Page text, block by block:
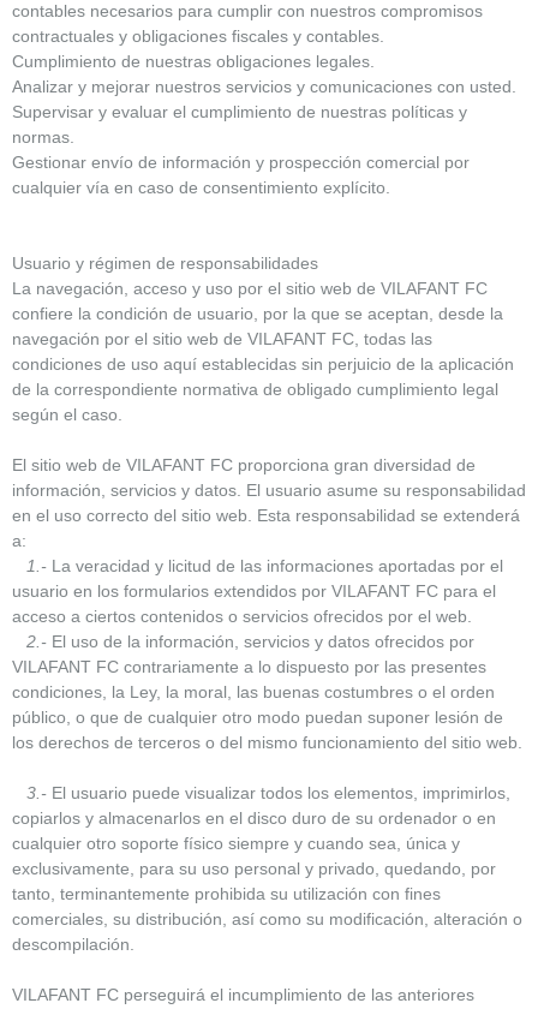
contables necesarios para cumplir con nuestros compromisos
contractuales y obligaciones fiscales y contables.
Cumplimiento de nuestras obligaciones legales.
Analizar y mejorar nuestros servicios y comunicaciones con usted.
Supervisar y evaluar el cumplimiento de nuestras políticas y
normas.
Gestionar envío de información y prospección comercial por
cualquier vía en caso de consentimiento explícito.
Usuario y régimen de responsabilidades
La navegación, acceso y uso por el sitio web de VILAFANT FC
confiere la condición de usuario, por la que se aceptan, desde la
navegación por el sitio web de VILAFANT FC, todas las
condiciones de uso aquí establecidas sin perjuicio de la aplicación
de la correspondiente normativa de obligado cumplimiento legal
según el caso.
El sitio web de VILAFANT FC proporciona gran diversidad de
información, servicios y datos. El usuario asume su responsabilidad
en el uso correcto del sitio web. Esta responsabilidad se extenderá
a:
1.- La veracidad y licitud de las informaciones aportadas por el
usuario en los formularios extendidos por VILAFANT FC para el
acceso a ciertos contenidos o servicios ofrecidos por el web.
2.- El uso de la información, servicios y datos ofrecidos por
VILAFANT FC contrariamente a lo dispuesto por las presentes
condiciones, la Ley, la moral, las buenas costumbres o el orden
público, o que de cualquier otro modo puedan suponer lesión de
los derechos de terceros o del mismo funcionamiento del sitio web.
3.- El usuario puede visualizar todos los elementos, imprimirlos,
copiarlos y almacenarlos en el disco duro de su ordenador o en
cualquier otro soporte físico siempre y cuando sea, única y
exclusivamente, para su uso personal y privado, quedando, por
tanto, terminantemente prohibida su utilización con fines
comerciales, su distribución, así como su modificación, alteración o
descompilación.
VILAFANT FC perseguirá el incumplimiento de las anteriores